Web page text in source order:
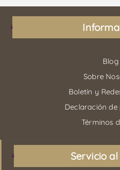
Blog
Sobre
Boletín y
Declaración
Términos
Servicio